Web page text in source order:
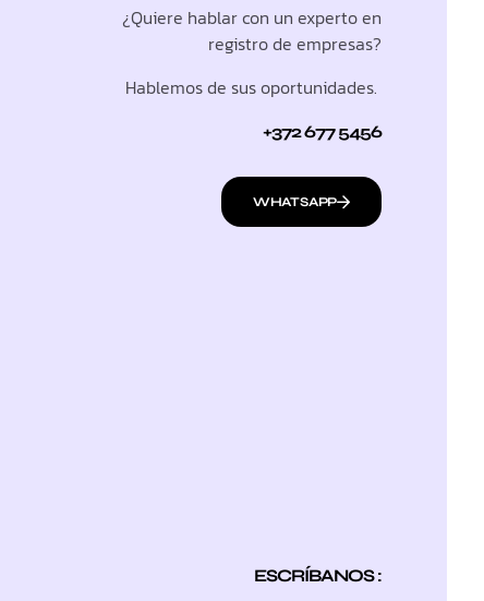
¿Quiere hablar con un experto en
registro de empresas?
Hablemos de sus oportunidades.
+372 677 5456
WHATSAPP
ESCRÍBANOS :